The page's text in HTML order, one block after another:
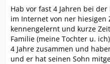
Hab vor fast 4 Jahren bei
im Internet von ner hiesigen
kennengelernt und kurze
Familie (meine Tochter u.
4 Jahre zusammen und
und er hat seinen Sohn